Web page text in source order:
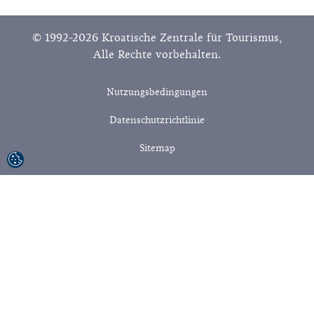
© 1992-2026 Kroatische Zentrale für Tourismus,
Alle Rechte vorbehalten.
Nutzungsbedingungen
Datenschutzrichtlinie
Sitemap